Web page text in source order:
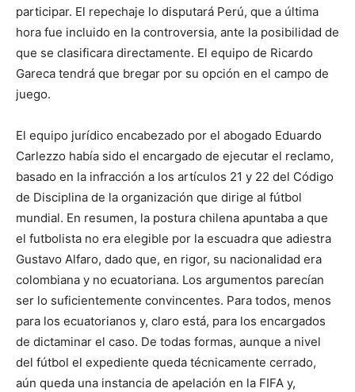
participar. El repechaje lo disputará Perú, que a última
hora fue incluido en la controversia, ante la posibilidad de
que se clasificara directamente. El equipo de Ricardo
Gareca tendrá que bregar por su opción en el campo de
juego.
El equipo jurídico encabezado por el abogado Eduardo
Carlezzo había sido el encargado de ejecutar el reclamo,
basado en la infracción a los artículos 21 y 22 del Código
de Disciplina de la organización que dirige al fútbol
mundial. En resumen, la postura chilena apuntaba a que
el futbolista no era elegible por la escuadra que adiestra
Gustavo Alfaro, dado que, en rigor, su nacionalidad era
colombiana y no ecuatoriana. Los argumentos parecían
ser lo suficientemente convincentes. Para todos, menos
para los ecuatorianos y, claro está, para los encargados
de dictaminar el caso. De todas formas, aunque a nivel
del fútbol el expediente queda técnicamente cerrado,
aún queda una instancia de apelación en la FIFA y,